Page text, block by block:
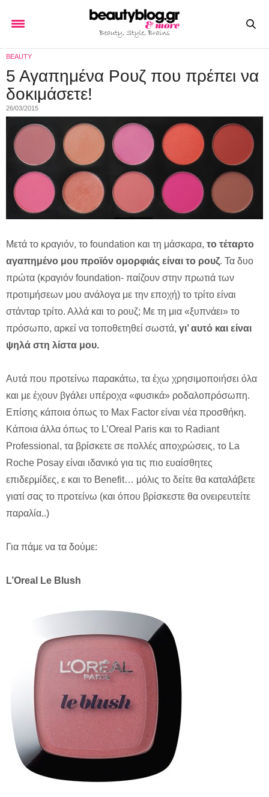
BEAUTY
5 Αγαπημένα Ρουζ που πρέπει να
δοκιμάσετε!
26/03/2015
Μετά το κραγιόν, το foundation και τη μάσκαρα, το τέταρτο
αγαπημένο μου προϊόν ομορφιάς είναι το ρουζ. Τα δυο
πρώτα (κραγιόν foundation- παίζουν στην πρωτιά των
προτιμήσεων μου ανάλογα με την εποχή) το τρίτο είναι
στάνταρ τρίτο. Αλλά και το ρουζ; Με τη μια «ξυπνάει» το
πρόσωπο, αρκεί να τοποθετηθεί σωστά, γι’ αυτό και είναι
ψηλά στη λίστα μου.
Aυτά που προτείνω παρακάτω, τα έχω χρησιμοποιήσει όλα
και με έχουν βγάλει υπέροχα «φυσικά» ροδαλοπρόσωπη.
Επίσης κάποια όπως το Max Factor είναι νέα προσθήκη.
Κάποια άλλα όπως το L’Oreal Paris και το Radiant
Professional, τα βρίσκετε σε πολλές αποχρώσεις, το La
Roche Posay είναι ιδανικό για τις πιο ευαίσθητες
επιδερμίδες, ε και το Benefit… μόλις το δείτε θα καταλάβετε
γιατί σας το προτείνω (και όπου βρίσκεστε θα ονειρευτείτε
παραλία..)
Για πάμε να τα δούμε:
L’Oreal Le Blush